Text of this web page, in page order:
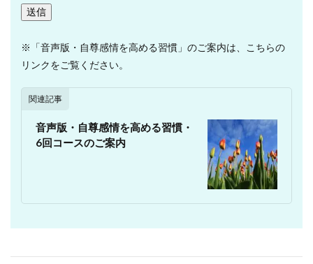
※「音声版・自尊感情を高める習慣」のご案内は、こちらの
リンクをご覧ください。
関連記事
音声版・自尊感情を高める習慣・
6回コースのご案内